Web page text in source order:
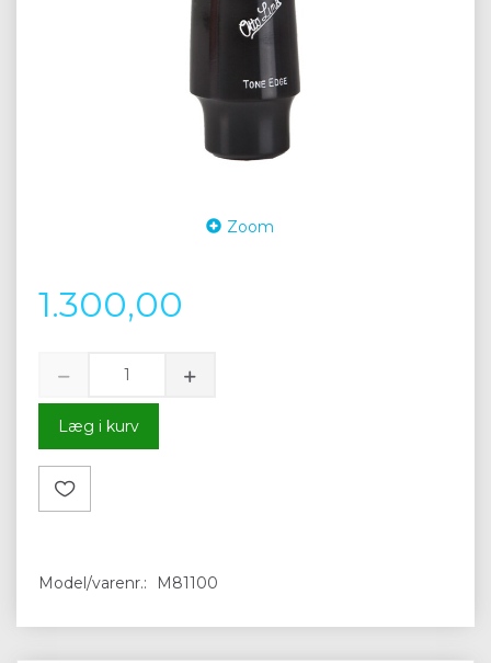
Zoom
1.300,00
Læg i kurv
Model/varenr.: M81100